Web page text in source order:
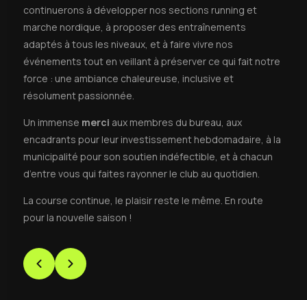
continuerons à développer nos sections running et
marche nordique, à proposer des entraînements
adaptés à tous les niveaux, et à faire vivre nos
événements tout en veillant à préserver ce qui fait notre
force : une ambiance chaleureuse, inclusive et
résolument passionnée.
Un immense merci aux membres du bureau, aux
encadrants pour leur investissement hebdomadaire, à la
municipalité pour son soutien indéfectible, et à chacun
d’entre vous qui faites rayonner le club au quotidien.
La course continue, le plaisir reste le même. En route
pour la nouvelle saison !